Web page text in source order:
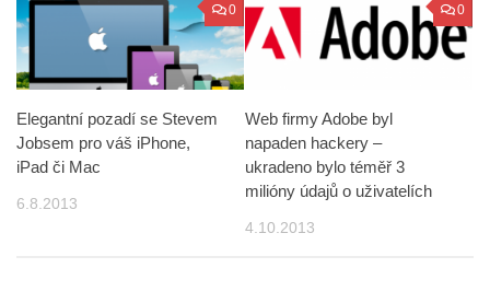
0
Elegantní pozadí se Stevem
Jobsem pro váš iPhone,
iPad či Mac
6.8.2013
0
Web firmy Adobe byl
napaden hackery –
ukradeno bylo téměř 3
milióny údajů o uživatelích
4.10.2013